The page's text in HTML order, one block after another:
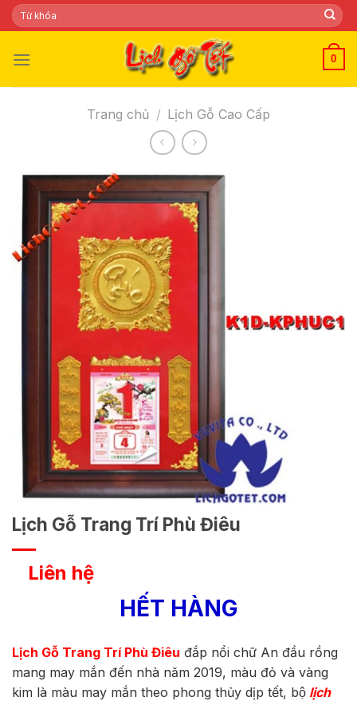
Skip
to
Tìm
kiếm:
0
Trang chủ / Lịch Gỗ Cao Cấp
Lịch Gỗ Trang Trí Phù Điêu
Liên hệ
HẾT HÀNG
Lịch Gỗ Trang Trí Phù Điêu đắp nổi chữ An đầu rồng
mang may mắn đến nhà năm 2019, màu đỏ và vàng
kim là màu may mắn theo phong thủy dịp tết, bộ lịch